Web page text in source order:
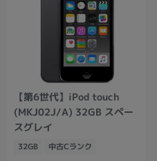
【第6世代】iPod touch
(MKJ02J/A) 32GB スペー
スグレイ
32GB 中古Cランク